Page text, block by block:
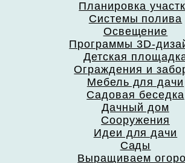
Планировка
Системы полива
Освещение
Программы 3D-
Детская
Ограждения и
Мебель для дачи
Садовая беседка
Дачный дом
Сооружения
Идеи для дачи
Сады
Выращиваем